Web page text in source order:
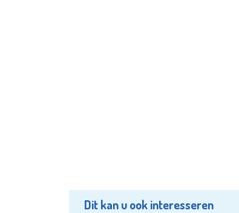
Dit kan u ook interesseren